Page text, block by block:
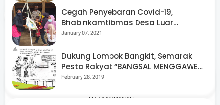
Share
Admin
Cegah Penyebaran Covid-19,
Bhabinkamtibmas Desa Luar
Pantau Kegiatan Posyandu
January 07, 2021
Dukung Lombok Bangkit, Semarak
Pesta Rakyat “BANGSAL MENGGAWE”
Kembali Digelar Para Seniman Di
February 28, 2019